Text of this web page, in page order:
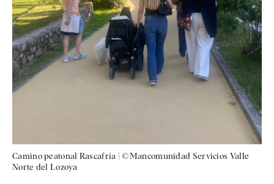
Camino peatonal Rascafría |©Mancomunidad Servicios Valle
Norte del Lozoya